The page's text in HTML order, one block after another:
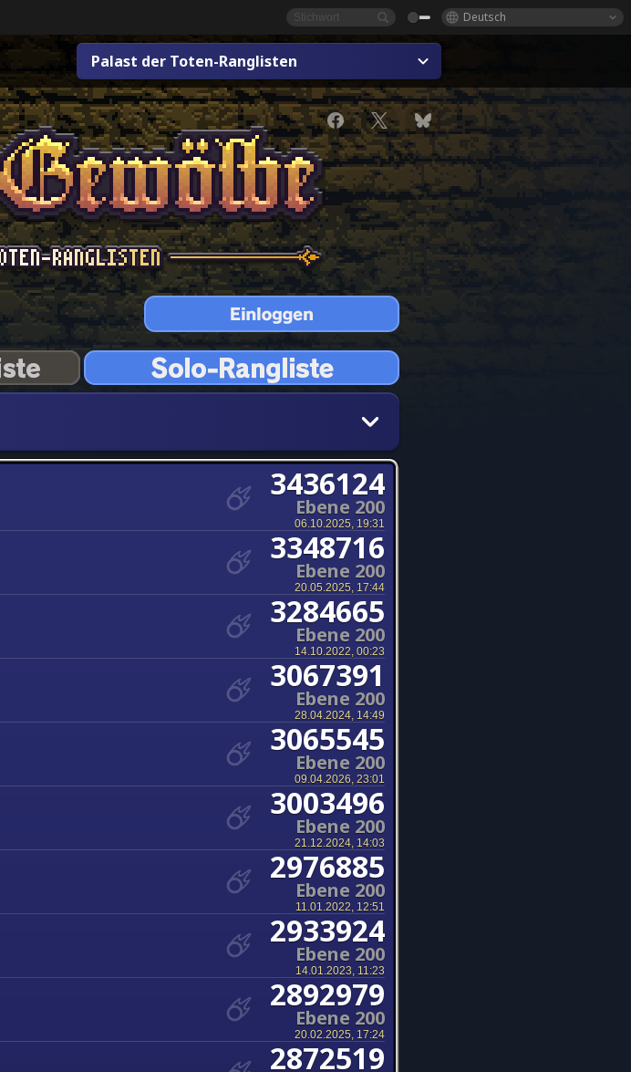
Deutsch
Palast der Toten-Ranglisten
3436124
Ebene 200
06.10.2025, 19:31
3348716
Ebene 200
20.05.2025, 17:44
3284665
Ebene 200
14.10.2022, 00:23
3067391
Ebene 200
28.04.2024, 14:49
3065545
Ebene 200
09.04.2026, 23:01
3003496
Ebene 200
21.12.2024, 14:03
2976885
Ebene 200
11.01.2022, 12:51
2933924
Ebene 200
14.01.2023, 11:23
2892979
Ebene 200
20.02.2025, 17:24
2872519